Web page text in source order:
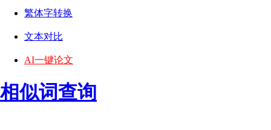
繁体字转换
文本对比
AI一键论文
相似词查询